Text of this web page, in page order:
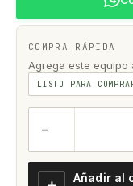
COMPRA RÁPIDA
Agrega este
LISTO PARA
−
Añadir al